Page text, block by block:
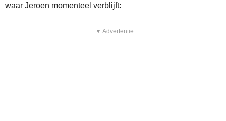
waar Jeroen momenteel verblijft:
▼ Advertentie